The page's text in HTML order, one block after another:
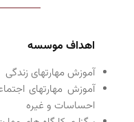
اهداف موسسه
آموزش مهارتهای زندگی
آموزش مهارتهای
احساسات و غیره